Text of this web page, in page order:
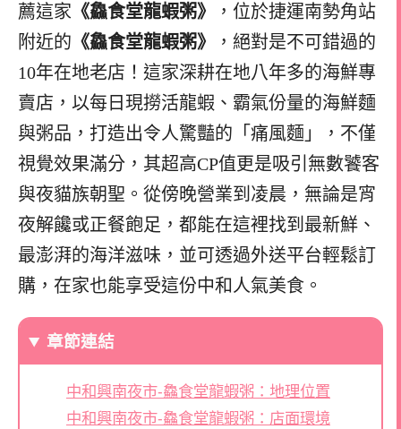
薦這家 《鱻食堂龍蝦粥》
，位於捷運南勢角站
附近的 《鱻食堂龍蝦粥》
，絕對是不可錯過的
10年在地老店！這家深耕在地八年多的海鮮專
賣店，以每日現撈活龍蝦、霸氣份量的海鮮麵
與粥品，打造出令人驚豔的「痛風麵」，不僅
視覺效果滿分，其超高CP值更是吸引無數饕客
與夜貓族朝聖。從傍晚營業到凌晨，無論是宵
夜解饞或正餐飽足，都能在這裡找到最新鮮、
最澎湃的海洋滋味，並可透過外送平台輕鬆訂
購，在家也能享受這份中和人氣美食。
章節連結
中和興南夜市-鱻食堂龍蝦粥：地理位置
中和興南夜市-鱻食堂龍蝦粥：店面環境